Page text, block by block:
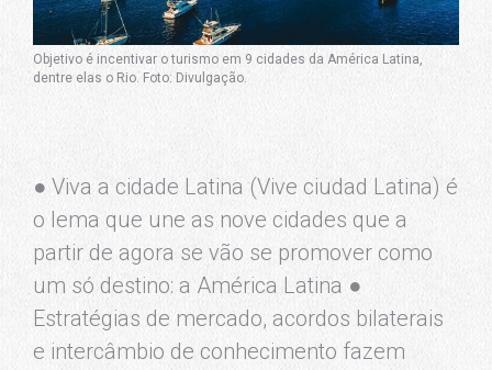
Objetivo é incentivar o turismo em 9 cidades da América Latina,
dentre elas o Rio. Foto: Divulgação.
● Viva a cidade Latina (Vive ciudad Latina) é
o lema que une as nove cidades que a
partir de agora se vão se promover como
um só destino: a América Latina ●
Estratégias de mercado, acordos bilaterais
e intercâmbio de conhecimento fazem